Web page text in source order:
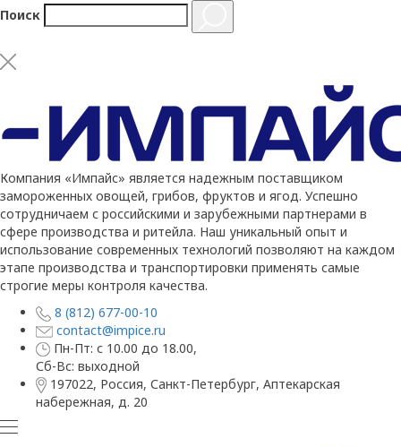
Поиск
Компания «Импайс» является надежным поставщиком
замороженных овощей, грибов, фруктов и ягод. Успешно
сотрудничаем с российскими и зарубежными партнерами в
сфере производства и ритейла. Наш уникальный опыт и
использование современных технологий позволяют на каждом
этапе производства и транспортировки применять самые
строгие меры контроля качества.
8 (812) 677-00-10
contact@impice.ru
Пн-Пт: с 10.00 до 18.00,
Сб-Вс: выходной
197022, Россия, Санкт-Петербург, Аптекарская
набережная, д. 20